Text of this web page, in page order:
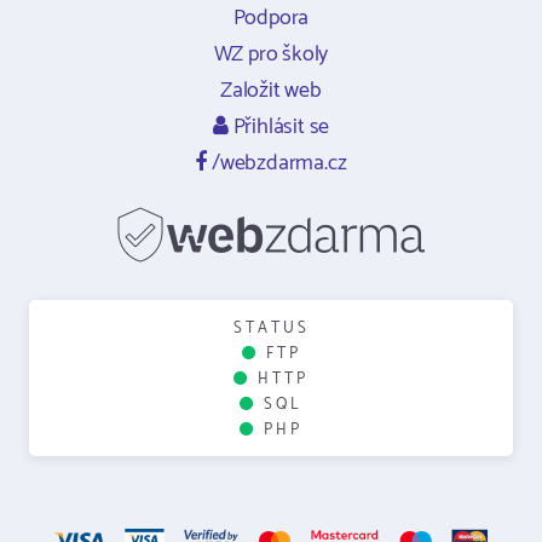
Podpora
WZ pro školy
Založit web
Přihlásit se
/webzdarma.cz
STATUS
FTP
HTTP
SQL
PHP